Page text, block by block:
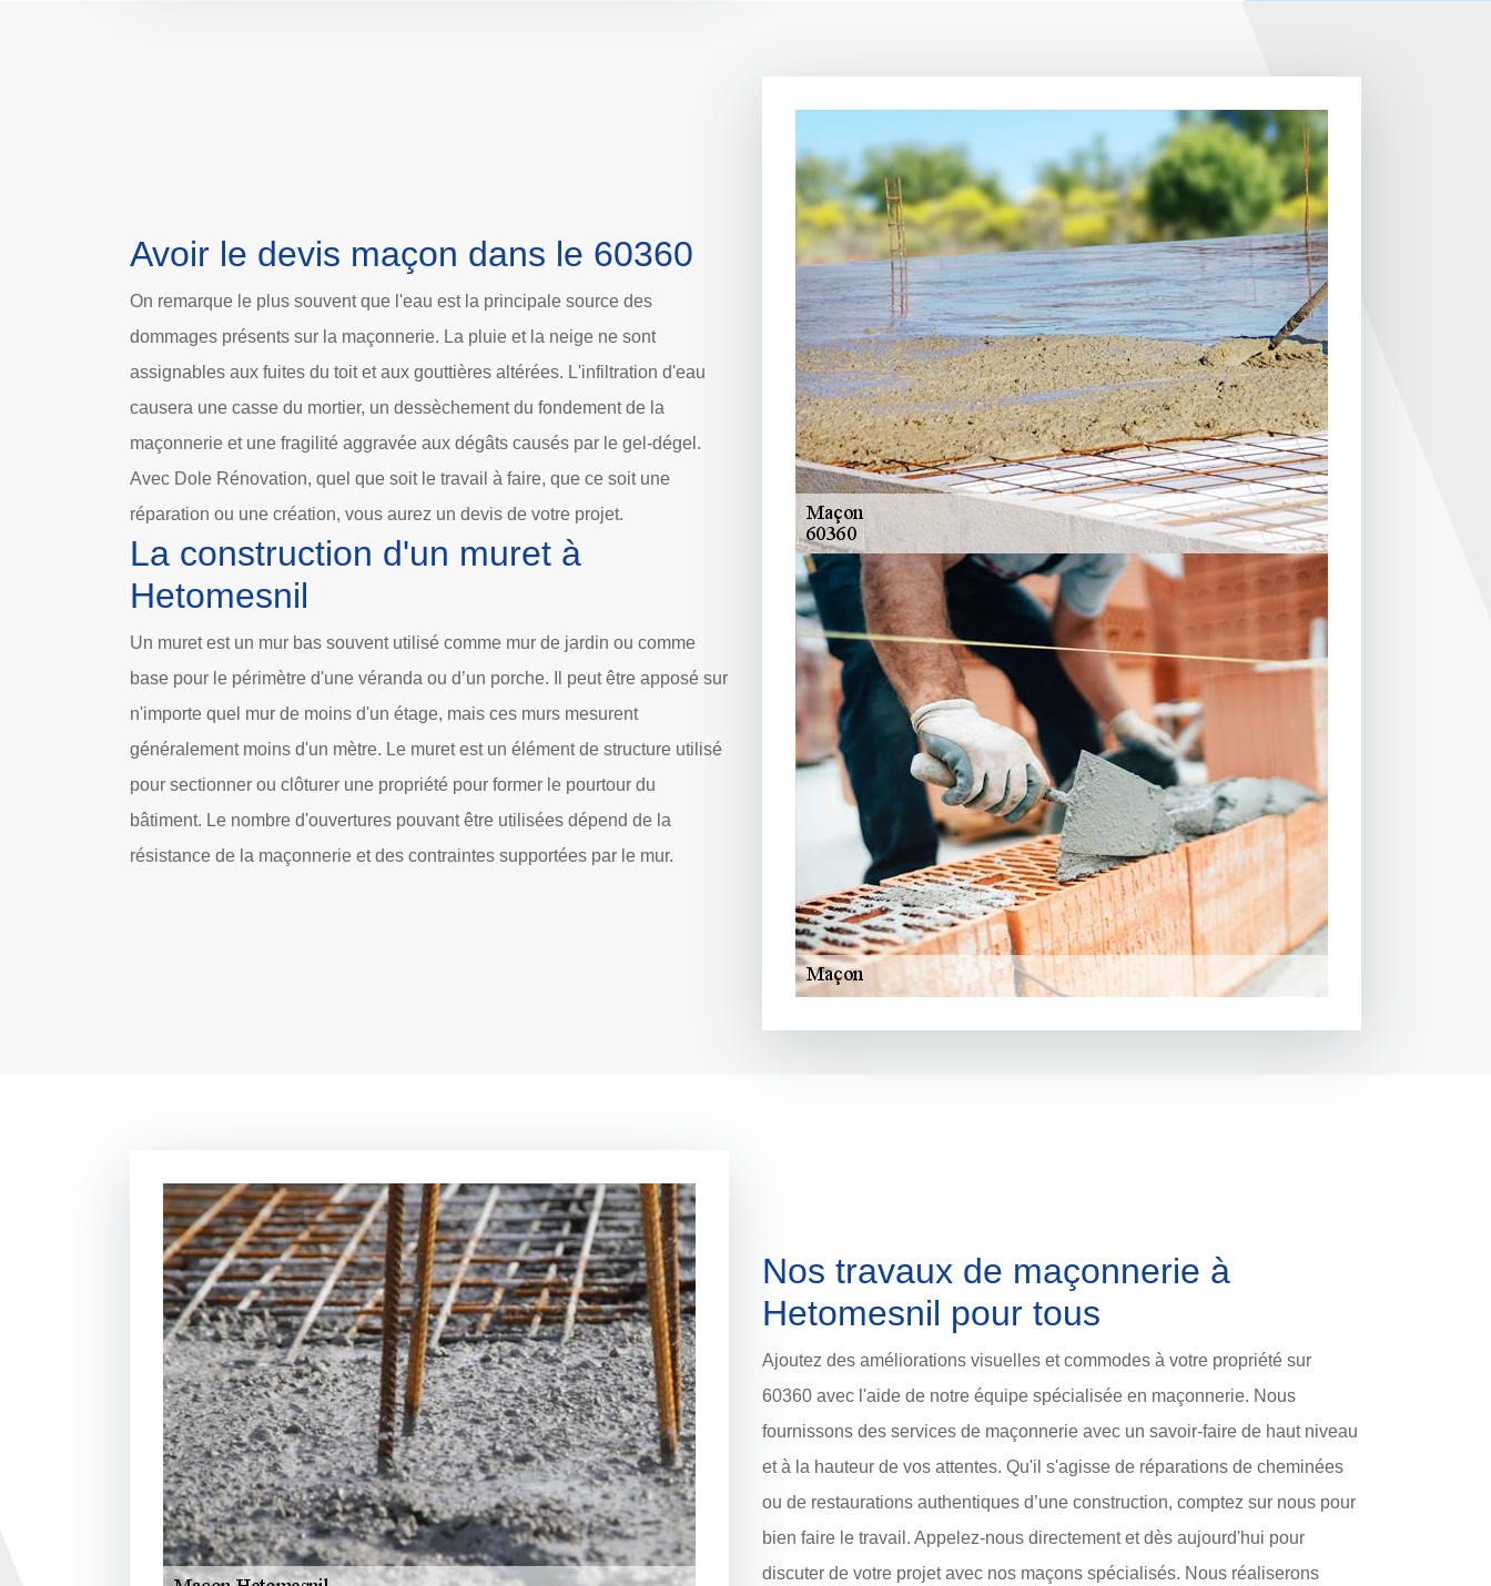
Avoir le devis maçon dans le 60360
On remarque le plus souvent que l'eau est la principale source des
dommages présents sur la maçonnerie. La pluie et la neige ne sont
assignables aux fuites du toit et aux gouttières altérées. L'infiltration d'eau
causera une casse du mortier, un dessèchement du fondement de la
maçonnerie et une fragilité aggravée aux dégâts causés par le gel-dégel.
Avec Dole Rénovation, quel que soit le travail à faire, que ce soit une
réparation ou une création, vous aurez un devis de votre projet.
La construction d'un muret à
Hetomesnil
Un muret est un mur bas souvent utilisé comme mur de jardin ou comme
base pour le périmètre d'une véranda ou d’un porche. Il peut être apposé sur
n'importe quel mur de moins d'un étage, mais ces murs mesurent
généralement moins d'un mètre. Le muret est un élément de structure utilisé
pour sectionner ou clôturer une propriété pour former le pourtour du
bâtiment. Le nombre d'ouvertures pouvant être utilisées dépend de la
résistance de la maçonnerie et des contraintes supportées par le mur.
Nos travaux de maçonnerie à
Hetomesnil pour tous
Ajoutez des améliorations visuelles et commodes à votre propriété sur
60360 avec l'aide de notre équipe spécialisée en maçonnerie. Nous
fournissons des services de maçonnerie avec un savoir-faire de haut niveau
et à la hauteur de vos attentes. Qu'il s'agisse de réparations de cheminées
ou de restaurations authentiques d’une construction, comptez sur nous pour
bien faire le travail. Appelez-nous directement et dès aujourd'hui pour
discuter de votre projet avec nos maçons spécialisés. Nous réaliserons